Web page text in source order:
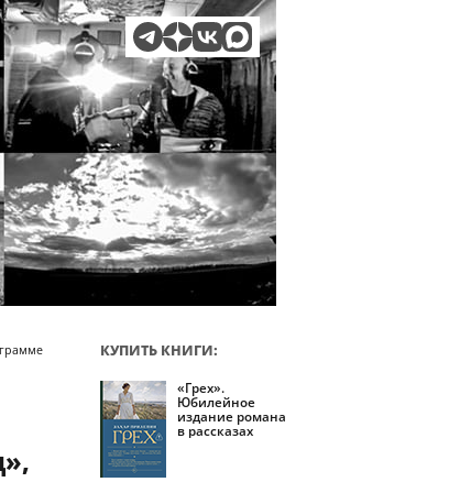
КУПИТЬ КНИГИ:
«Грех».
Юбилейное
издание романа
в рассказах